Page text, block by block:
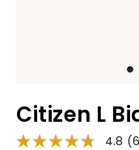
Citizen L
4.8